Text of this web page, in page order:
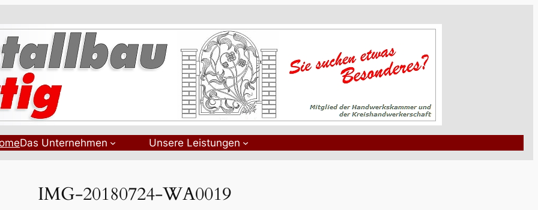
Das Unternehmen Unsere Leistungen
IMG-20180724-WA0019